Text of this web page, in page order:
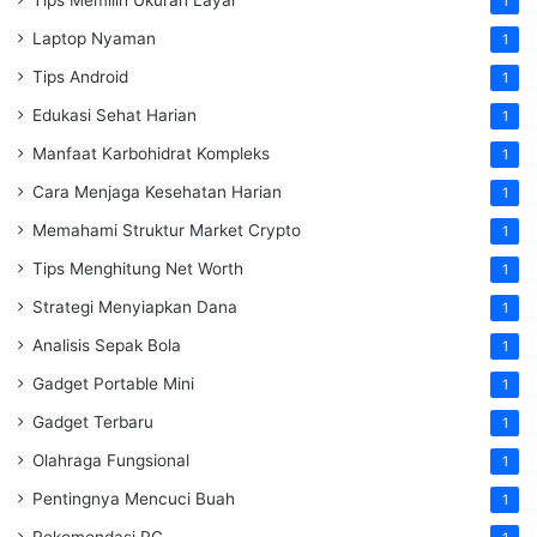
Laptop Nyaman 1
Tips Android 1
Edukasi Sehat Harian 1
Manfaat Karbohidrat Kompleks 1
Cara Menjaga Kesehatan Harian 1
Memahami Struktur Market Crypto 1
Tips Menghitung Net Worth 1
Strategi Menyiapkan Dana 1
Analisis Sepak Bola 1
Gadget Portable Mini 1
Gadget Terbaru 1
Olahraga Fungsional 1
Pentingnya Mencuci Buah 1